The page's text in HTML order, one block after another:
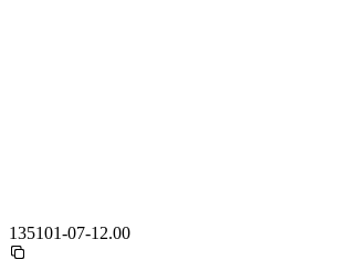
135101-07-12.00